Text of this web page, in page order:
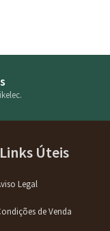
Links Úteis
Legal
de Venda